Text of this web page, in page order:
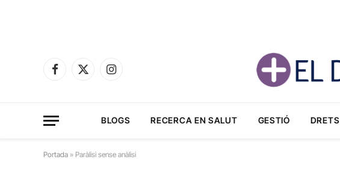
Facebook
X
Instagram
BLOGS RECERCA EN SALUT GESTIÓ DRETS
Portada » Paràlisi sense anàlisi